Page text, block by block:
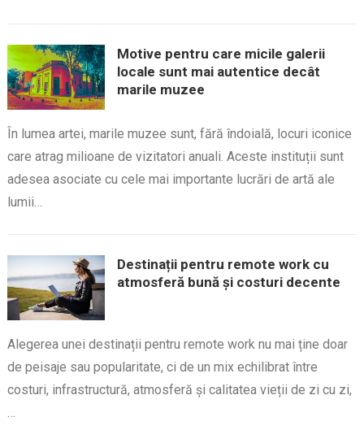
Motive pentru care micile galerii
locale sunt mai autentice decât
marile muzee
În lumea artei, marile muzee sunt, fără îndoială, locuri iconice
care atrag milioane de vizitatori anuali. Aceste instituții sunt
adesea asociate cu cele mai importante lucrări de artă ale
lumii…
Destinații pentru remote work cu
atmosferă bună și costuri decente
Alegerea unei destinații pentru remote work nu mai ține doar
de peisaje sau popularitate, ci de un mix echilibrat între
costuri, infrastructură, atmosferă și calitatea vieții de zi cu zi,
…